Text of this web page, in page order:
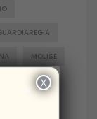
MOLISE
× X